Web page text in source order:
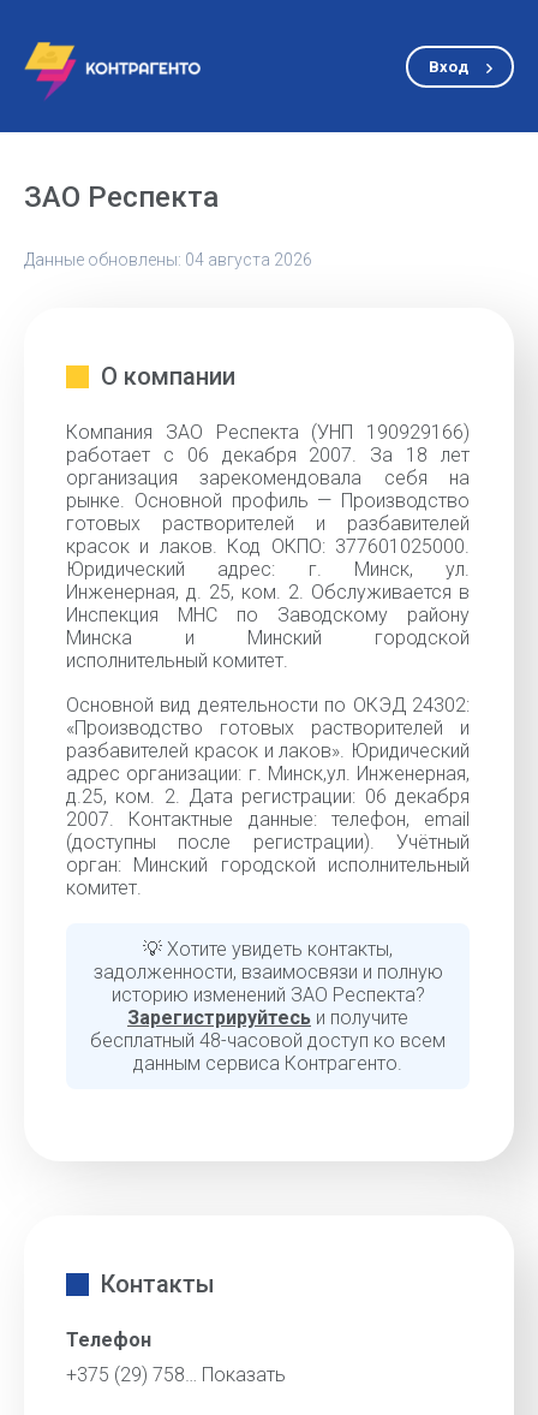
Вход
ЗАО Респекта
Данные обновлены: 04 августа 2026
О компании
Компания ЗАО Респекта (УНП 190929166)
работает с 06 декабря 2007. За 18 лет
организация зарекомендовала себя на
рынке. Основной профиль — Производство
готовых растворителей и разбавителей
красок и лаков. Код ОКПО: 377601025000.
Юридический адрес: г. Минск, ул.
Инженерная, д. 25, ком. 2. Обслуживается в
Инспекция МНС по Заводскому району
Минска и Минский городской
исполнительный комитет.
Основной вид деятельности по ОКЭД 24302:
«Производство готовых растворителей и
разбавителей красок и лаков». Юридический
адрес организации: г. Минск,ул. Инженерная,
д.25, ком. 2. Дата регистрации: 06 декабря
2007. Контактные данные: телефон, email
(доступны после регистрации). Учётный
орган: Минский городской исполнительный
комитет.
💡 Хотите увидеть контакты,
задолженности, взаимосвязи и полную
историю изменений ЗАО Респекта?
Зарегистрируйтесь и получите
бесплатный 48-часовой доступ ко всем
данным сервиса Контрагенто.
Контакты
Телефон
+375 (29) 758… Показать